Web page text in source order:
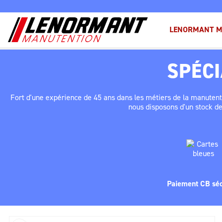
LENORMANT
ACCESSOIRES
ROUES & ROULETTES
Fort d'une expérience de 45 ans dans les métiers de la
nous disposons d'un stock
Paiement CB